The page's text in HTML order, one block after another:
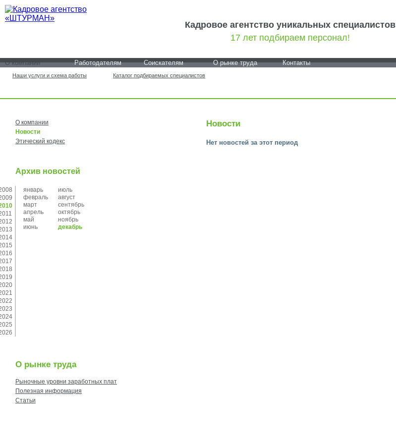
Кадровое агентство уникальных специалистов
17 лет подбираем персонал!
О компании Работодателям Соискателям О рынке труда Контакты
Наши услуги и схема работы Каталог подбираемых специалистов
О компании
Новости
Этический кодекс
Архив новостей
январь
июль
февраль
август
март
сентябрь
апрель
октябрь
май
ноябрь
июнь
декабрь
О рынке труда
Рыночные уровни заработных плат
Полезная информация
Статьи
Новости
Нет новостей за этот период